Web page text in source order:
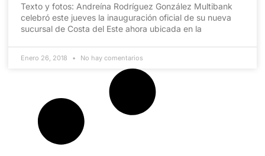
Texto y fotos: Andreína Rodríguez González Multibank
celebró este jueves la inauguración oficial de su nueva
sucursal de Costa del Este ahora ubicada en la
Enero 26, 2018 No hay comentarios